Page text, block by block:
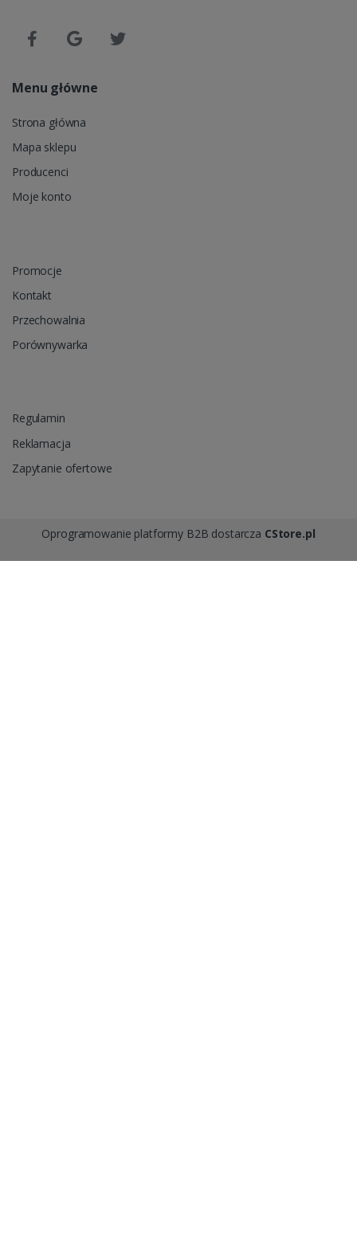
Menu główne
Strona główna
Mapa sklepu
Producenci
Moje konto
Promocje
Kontakt
Przechowalnia
Porównywarka
Regulamin
Reklamacja
Zapytanie ofertowe
Oprogramowanie platformy B2B dostarcza CStore.pl